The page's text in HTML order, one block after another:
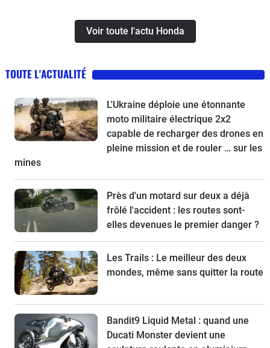
trottinettes, un Chinois ambitieux et
KTM à la relance
Voir toute l'actu Honda
TOUTE L'ACTUALITÉ
L'Ukraine déploie une étonnante
moto militaire électrique 2x2
capable de recharger des drones en
pleine mission et de rouler … sur les
mines
Près d'un motard sur deux a déjà
frôlé l'accident : les routes sont-
elles devenues le premier danger ?
Les Trails : Le meilleur des deux
mondes, même sans quitter la route
Bandit9 Liquid Metal : quand une
Ducati Monster devient une